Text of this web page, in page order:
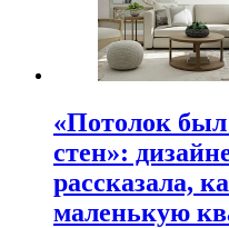
«Потолок
стен»:
рассказала,
маленькую